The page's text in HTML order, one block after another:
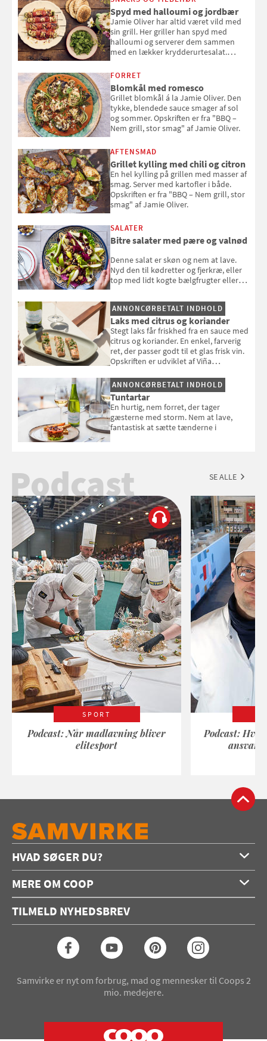
Spyd med halloumi og jordbær
Jamie Oliver har altid været vild med
sin grill. Her griller han spyd med
halloumi og serverer dem sammen
med en lækker krydderurtesalat.
smag" af Jamie Oliver.
FORRET
Blomkål med romesco
Grillet blomkål á la Jamie Oliver. Den
tykke, blendede sauce smager af sol
og sommer. Opskriften er fra "BBQ –
Nem grill, stor smag" af Jamie Oliver.
AFTENSMAD
Grillet kylling med chili og citron
En hel kylling på grillen med masser af
smag. Server med kartofler i både.
Opskriften er fra "BBQ – Nem grill, stor
smag" af Jamie Oliver.
SALATER
Bitre salater med pære og valnød
Denne salat er skøn og nem at lave.
Nyd den til kødretter og fjerkræ, eller
top med lidt kogte bælgfrugter eller
selvstændigt måltid. Opskriften er fra
Louisa Lorangs kogebog "Salat".
ANNONCØRBETALT INDHOLD
Laks med citrus og koriander
Stegt laks får friskhed fra en sauce med
citrus og koriander. En enkel, farverig
ret, der passer godt til et glas frisk vin.
Opskriften er udviklet af Viña
ANNONCØRBETALT INDHOLD
Tuntartar
En hurtig, nem forret, der tager
gæsterne med storm. Nem at lave,
fantastisk at sætte tænderne i
Podcast SE ALLE
SPORT
Podcast: Når madlavning bliver
elitesport
Podcast:
HVAD SØGER DU?
Forside
Opskrifter
Konkurrencer
MERE OM COOP
Annoncering
Coop medlem
TILMELD NYHEDSBREV
Samvirke er nyt om forbrug, mad og mennesker til Coops 2
mio. medejere.